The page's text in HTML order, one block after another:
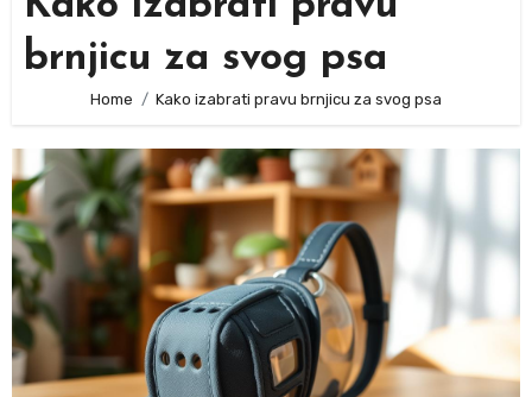
brnjicu za svog psa
Home Kako izabrati pravu brnjicu za svog psa